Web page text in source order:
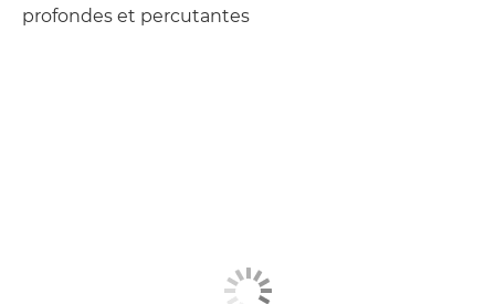
profondes et percutantes